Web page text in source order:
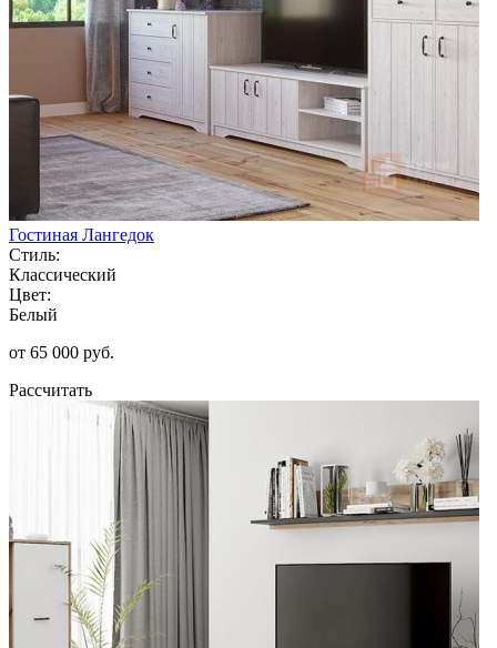
Гостиная Лангедок
Стиль:
Классический
Цвет:
Белый
от 65 000 руб.
Рассчитать